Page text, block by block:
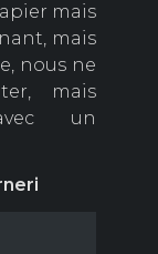
mais
mais
nous ne
mais
un